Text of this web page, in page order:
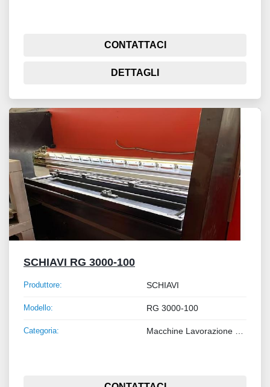
CONTATTACI
DETTAGLI
SCHIAVI RG 3000-100
Produttore: SCHIAVI
Modello: RG 3000-100
Categoria: